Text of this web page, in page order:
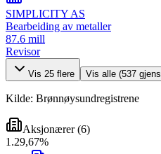
SIMPLICITY AS
Bearbeiding av metaller
87.6 mill
Revisor
Vis 25 flere Vis alle (537
Kilde: Brønnøysundregistrene
Aksjonærer(6)
1 .29,67%